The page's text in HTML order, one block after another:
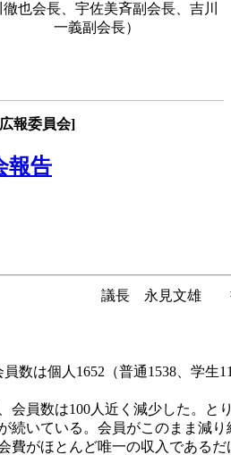
也会長、宇佐美斉副会長、吉川
一義副会長）
報委員会]
報告
議長 永見文雄
数は個人1652（普通1538、学生
会員数は100人近く減少した。と
続いている。会員がこのまま減
費がほとんど唯一の収入である